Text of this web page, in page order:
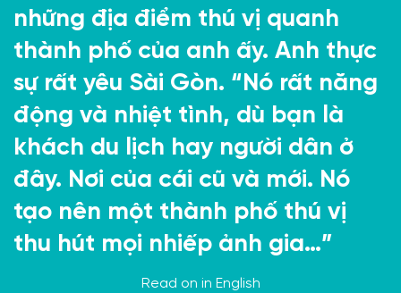
những địa điểm thú vị quanh
thành phố của anh ấy. Anh thực
sự rất yêu Sài Gòn. “Nó rất năng
động và nhiệt tình, dù bạn là
khách du lịch hay người dân ở
đây. Nơi của cái cũ và mới. Nó
tạo nên một thành phố thú vị
thu hút mọi nhiếp ảnh gia…”
Read on in English